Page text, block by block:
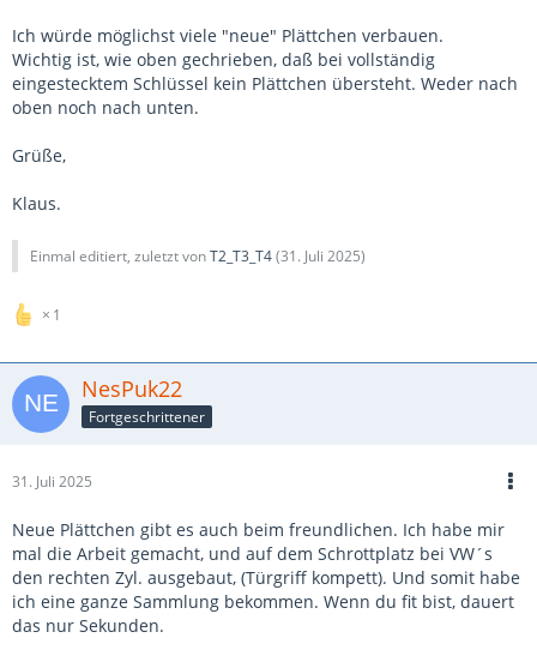
Ich würde möglichst viele "neue" Plättchen verbauen.
Wichtig ist, wie oben gechrieben, daß bei vollständig
eingestecktem Schlüssel kein Plättchen übersteht. Weder nach
oben noch nach unten.
Grüße,
Klaus.
Einmal editiert, zuletzt vonT2_T3_T4(31. Juli 2025)
1
NesPuk22
Fortgeschrittener
31. Juli 2025
Neue Plättchen gibt es auch beim freundlichen. Ich habe mir
mal die Arbeit gemacht, und auf dem Schrottplatz bei VW´s
den rechten Zyl. ausgebaut, (Türgriff kompett). Und somit habe
ich eine ganze Sammlung bekommen. Wenn du fit bist, dauert
das nur Sekunden.